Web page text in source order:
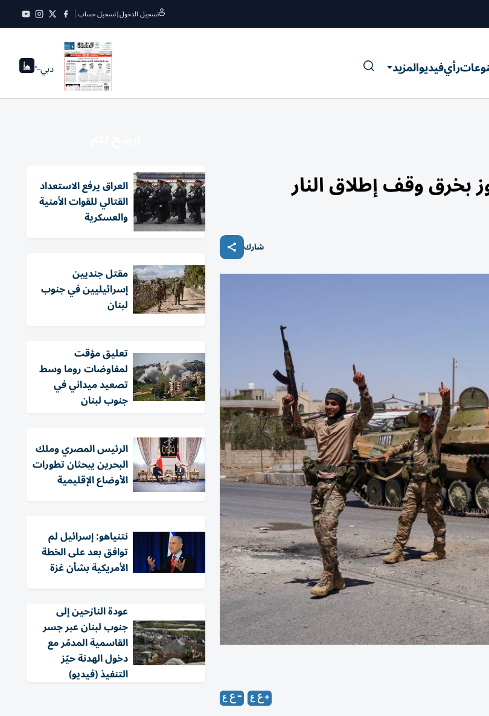
تسجيل الدخول|تسجيل حساب
رأيفيديوالمزيد دبي--°
بخرق وقف إطلاق النار
شارك
العراق يرفع الاستعداد
القتالي للقوات الأمنية
والعسكرية
مقتل جنديين
إسرائيليين في جنوب
لبنان
تعليق مؤقت
لمفاوضات روما وسط
تصعيد ميداني في
جنوب لبنان
الرئيس المصري وملك
البحرين يبحثان تطورات
الأوضاع الإقليمية
نتنياهو: إسرائيل لم
توافق بعد على الخطة
الأمريكية بشأن غزة
عودة النازحين إلى
جنوب لبنان عبر جسر
القاسمية المدمّر مع
دخول الهدنة حيّز
التنفيذ (فيديو)